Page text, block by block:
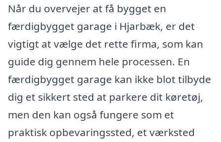
Når du overvejer at få bygget en
færdigbygget garage i Hjarbæk, er det
vigtigt at vælge det rette firma, som kan
guide dig gennem hele processen. En
færdigbygget garage kan ikke blot tilbyde
dig et sikkert sted at parkere dit køretøj,
men den kan også fungere som et
praktisk opbevaringssted, et værksted